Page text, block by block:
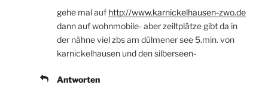
gehe mal auf http://www.karnickelhausen-zwo.de
dann auf wohnmobile- aber zeiltplätze gibt da in
der nähne viel zbs am dülmener see 5.min. von
karnickelhausen und den silberseen-
Antworten